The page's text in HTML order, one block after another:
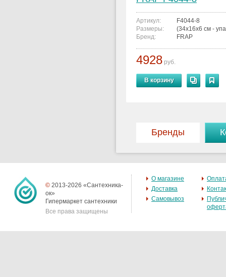
Артикул:
F4044-8
Размеры:
(34x16x6 см -
Бренд:
FRAP
4928 руб.
В корзину
Бренды
© 2013-2026 «Сантехника-
ок»
Гипермаркет сантехники
Все права защищены
О магазине
Доставка
Самовывоз